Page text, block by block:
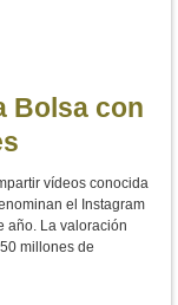
Bolsa con
vídeos conocida
el Instagram
año. La valoración
millones de